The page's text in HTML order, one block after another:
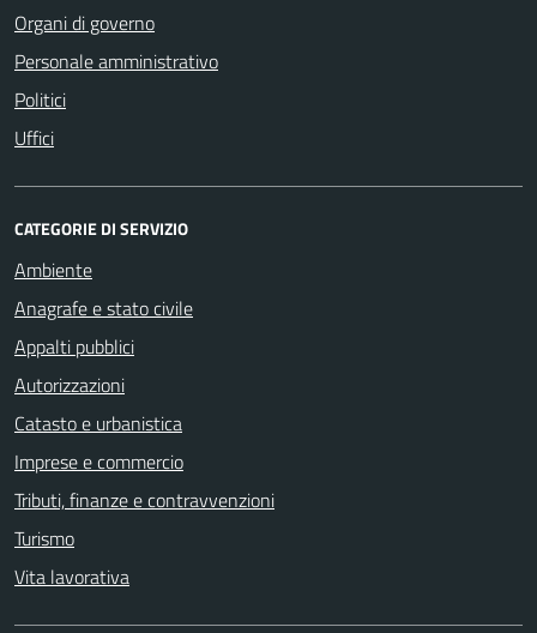
Organi di governo
Personale amministrativo
Politici
Uffici
CATEGORIE DI SERVIZIO
Ambiente
Anagrafe e stato civile
Appalti pubblici
Autorizzazioni
Catasto e urbanistica
Imprese e commercio
Tributi, finanze e contravvenzioni
Turismo
Vita lavorativa